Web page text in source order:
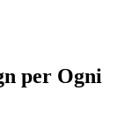
per Ogni